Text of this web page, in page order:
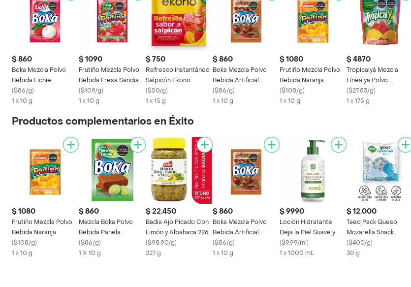
$ 860
Boka Mezcla Polvo
Bebida Lichie
($86/g)
1 x 10 g
$ 1090
Frutiño Mezcla Polvo
Bebida Fresa Sandia
($109/g)
1 x 10 g
$ 750
Refresco Instantáneo
Salpicón Ekono
($50/g)
1 x 15 g
$ 860
Boka Mezcla Polvo
Bebida Artificial
Tamarindo
($86/g)
1 x 10 g
$ 1080
Frutiño Mezcla Polvo
Bebida Naranja
($108/g)
1 x 10 g
$ 4870
Tropicalyá Mezcla
Línea ya Polvo
Preparar Bebida
($27.83/g)
1 x 175 g
Productos complementarios en Éxito
$ 1080
Frutiño Mezcla Polvo
Bebida Naranja
($108/g)
1 x 10 g
$ 860
Mezcla Boka Polvo
Bebida Panela
Limon(10 Gr)
($86/g)
1 X 10 g
$ 22.450
Badia Ajo Picado Con
Limón y Albahaca 226.7
g
($98.90/g)
227 g
$ 860
Boka Mezcla Polvo
Bebida Artificial
Tamarindo
($86/g)
1 x 10 g
$ 9990
Loción Hidratante
Deja la Piel Suave y
Tonificada Ampm Plus
($9.99/ml)
1 x 1000 mL
$ 12.000
Taeq Pack Queso
Mozarella Snack
(Padre)
($400/g)
30 g